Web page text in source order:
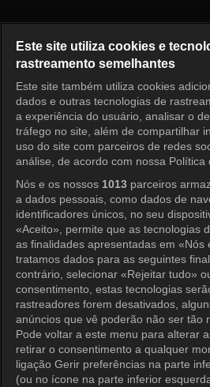
Entrar
Este site utiliza cookies e
rastreamento semelhantes
Este site também utiliza cookies
dados e outras tecnologias de
a experiência do usuário, analisar o
tráfego no site, além de compartilhar
uso do site com parceiros de redes
análise, de acordo com nossa Política
Nós e os nossos 1013 parceiros
a dados pessoais, como dados de
identificadores únicos, no seu
«Aceito», permite que as tecnologias
as finalidades apresentadas em «Nós
tratamos dados para as seguintes
contrário, selecionar «Rejeitar tudo»
consentimento, estas tecnologias
rastreadores forem desativados,
anúncios que vê poderão não ser tão
Pode voltar a este menu para alterar
retirar o consentimento a qualquer
ligação Gerir preferências na parte
(ou no ícone na parte inferior